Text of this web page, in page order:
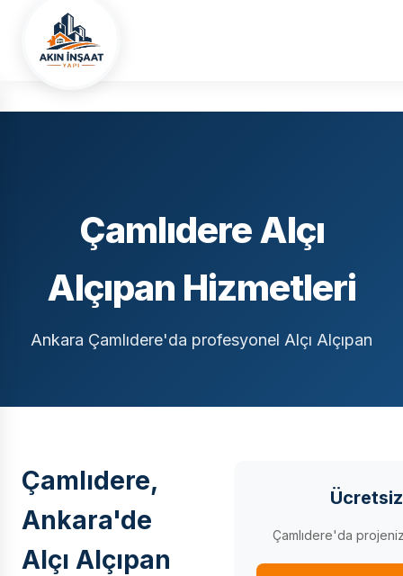
Ana Sayfa
Alçı Alçıpan
Çamlıdere Alçı
Alçıpan Hizmetleri
Ankara Çamlıdere'da profesyonel Alçı Alçıpan
Çamlıdere,
Ankara'de
Alçı Alçıpan
Çamlıdere'da